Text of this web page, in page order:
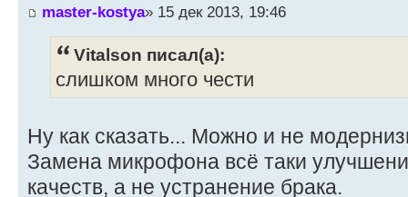
master-kostya» 15 дек 2013, 19:46
Vitalson писал(а):
слишком много чести
Ну как сказать... Можно и не
Замена микрофона всё таки
качеств, а не устранение брака.